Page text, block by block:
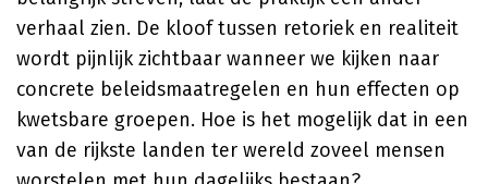
verhaal zien. De kloof tussen retoriek en realiteit
wordt pijnlijk zichtbaar wanneer we kijken naar
concrete beleidsmaatregelen en hun effecten op
kwetsbare groepen. Hoe is het mogelijk dat in een
van de rijkste landen ter wereld zoveel mensen